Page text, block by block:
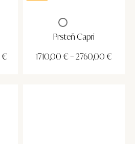
€
Prsteň Capri
1710,00 € – 2760,00 €